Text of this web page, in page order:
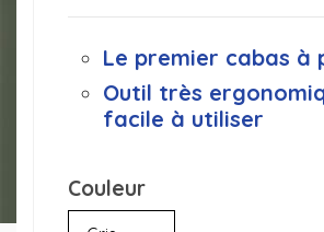
Le premier cabas à
Outil très
facile à utiliser
Couleur